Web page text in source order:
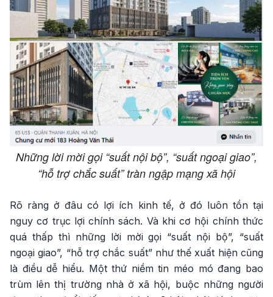
Những lời mời gọi “suất nội bộ”, “suất ngoại giao”,
“hỗ trợ chắc suất” tràn ngập mạng xã hội
Rõ ràng ở đâu có lợi ích kinh tế, ở đó luôn tồn tại
nguy cơ trục lợi chính sách. Và khi cơ hội chính thức
quá thấp thì những lời mời gọi “suất nội bộ”, “suất
ngoại giao”, “hỗ trợ chắc suất” như thế xuất hiện cũng
là điều dễ hiểu. Một thứ niềm tin méo mó đang bao
trùm lên thị trường nhà ở xã hội, buộc những người